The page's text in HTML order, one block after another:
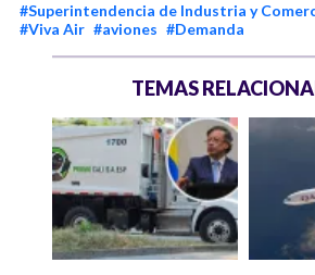
#Superintendencia de Industria y
#Viva Air #aviones #Demanda
TEMAS